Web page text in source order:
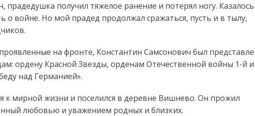
прадедушка получил тяжелое ранение и потерял ногу. Казалось
о войне. Но мой прадед продолжал сражаться, пусть и в тылу,
на фронте, Константин Самсонович был
ордену Красной Звезды, орденам Отечественной войны 1-й и
над Германией».
к мирной жизни и поселился в деревне Вишнево. Он прожил
любовью и уважением родных и близких.